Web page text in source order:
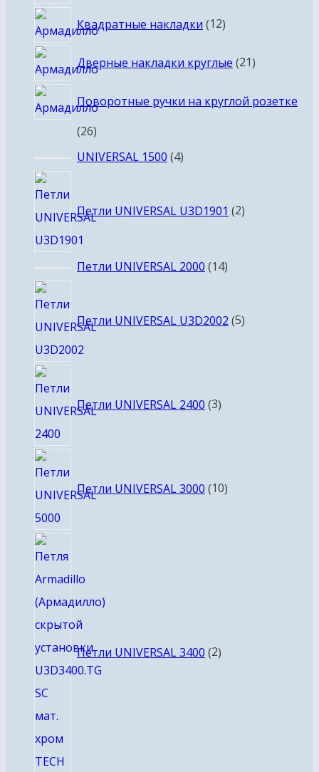
Квадратные накладки 1212
Дверные накладки круглые 2121
Поворотные ручки на круглой розетке
2626
товаров
UNIVERSAL 1500 44
Петли UNIVERSAL U3D1901 2товара
Петли UNIVERSAL 2000 1414
Петли UNIVERSAL U3D2002 5товаров
Петли UNIVERSAL 2400 3товара
Петли UNIVERSAL 3000 10товаров
Петли UNIVERSAL 3400 2